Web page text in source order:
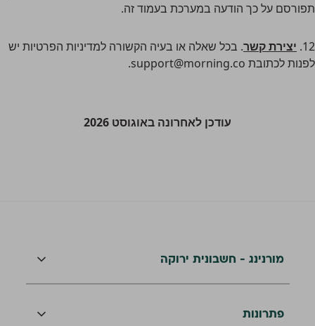
תפורסם על כך הודעה במערכת בעמוד זה.
12. יצירת קשר. בכל שאלה או בעיה הקשורה למדיניות הפרטיות יש
לפנות לכתובת support@morning.co
.
עודכן לאחרונה באוגוסט 2026
מורנינג - חשבונית ירוקה
פתרונות